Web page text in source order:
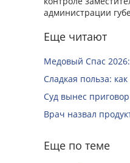
администрации
Еще читают
Медовый Спас
Сладкая польза:
Суд вынес
Врач назвал
Еще по теме